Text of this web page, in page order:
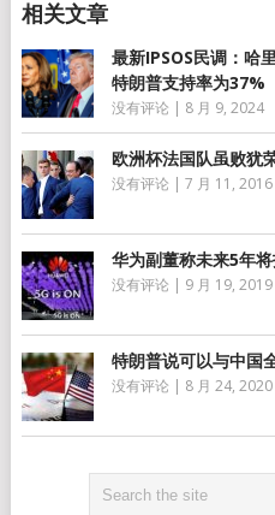
最新IPSOS民调：哈
特朗普支持率为37%
没有评论 | 8 月 9, 2024
欧洲杯法国队虽败犹
没有评论 | 7 月 11, 2016
华为副董称未来5年
没有评论 | 9 月 19, 2019
特朗普说可以与中国
没有评论 | 8 月 24, 2020